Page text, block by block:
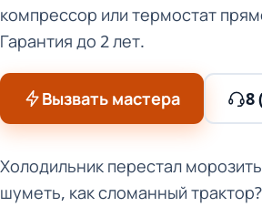
компрессор или термостат
Гарантия до 2 лет.
Вызвать мастера 8
Холодильник перестал
шуметь, как сломанный